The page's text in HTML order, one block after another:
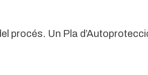
procés. Un Pla